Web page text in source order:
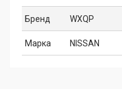
Бренд WXQP
Марка NISSAN